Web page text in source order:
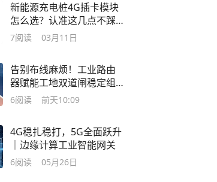
新能源充电桩4G插卡模块
怎么选？认准这几点不踩
坑
7阅读 03月11日
告别布线麻烦！工业路由
器赋能工地双道闸稳定组
网
6阅读 前天10:09
4G稳扎稳打，5G全面跃升
｜边缘计算工业智能网关
6阅读 05月26日